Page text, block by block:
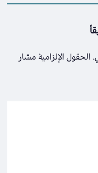
الحقول الإلزامية مشار